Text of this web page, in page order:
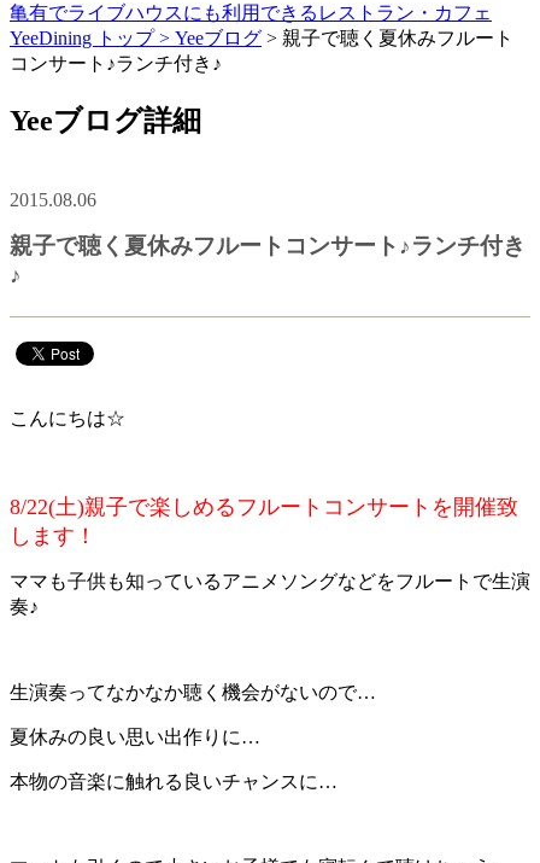
亀有でライブハウスにも利用できるレストラン・カフェ
YeeDining トップ > Yeeブログ > 親子で聴く夏休みフルート
コンサート♪ランチ付き♪
Yeeブログ詳細
2015.08.06
親子で聴く夏休みフルートコンサート♪ランチ付き
♪
こんにちは☆
8/22(土)親子で楽しめるフルートコンサートを開催致
します！
ママも子供も知っているアニメソングなどをフルートで生演
奏♪
生演奏ってなかなか聴く機会がないので…
夏休みの良い思い出作りに…
本物の音楽に触れる良いチャンスに…